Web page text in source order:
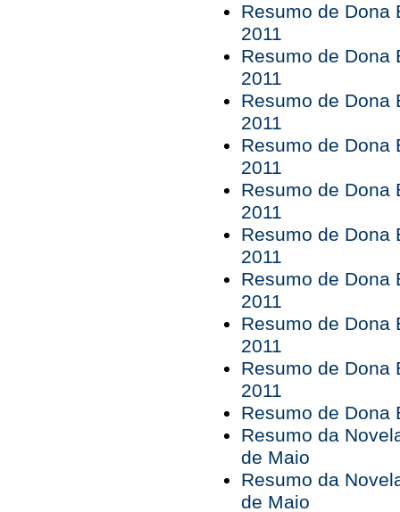
Resumo de Dona
2011
Resumo de Dona
2011
Resumo de Dona
2011
Resumo de Dona
2011
Resumo de Dona
2011
Resumo de Dona
2011
Resumo de Dona
2011
Resumo de Dona
2011
Resumo de Dona
2011
Resumo de Dona
Resumo da
de Maio
Resumo da
de Maio